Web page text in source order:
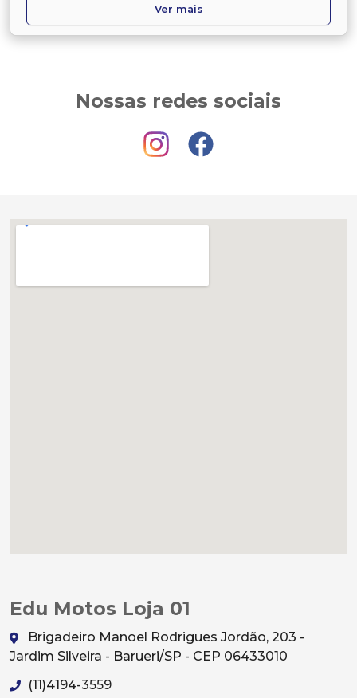
Ver mais
Nossas redes sociais
Edu Motos Loja 01
Brigadeiro Manoel Rodrigues Jordão, 203 -
Jardim Silveira - Barueri/SP - CEP 06433010
(11)4194-3559